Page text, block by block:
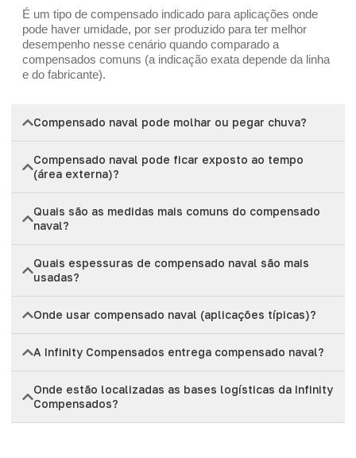
É um tipo de compensado indicado para aplicações onde
pode haver umidade, por ser produzido para ter melhor
desempenho nesse cenário quando comparado a
compensados comuns (a indicação exata depende da linha
e do fabricante).
Compensado naval pode molhar ou pegar chuva?
Compensado naval pode ficar exposto ao tempo
(área externa)?
Quais são as medidas mais comuns do compensado
naval?
Quais espessuras de compensado naval são mais
usadas?
Onde usar compensado naval (aplicações típicas)?
A Infinity Compensados entrega compensado naval?
Onde estão localizadas as bases logísticas da Infinity
Compensados?